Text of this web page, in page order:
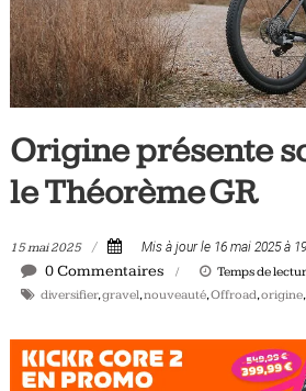
Tous
les
jours,
votre
vélo
et
triathlon
Origine présente
le Théorème GR
15 mai 2025 Mis à jour le 16 mai 2025 à
0 Commentaires Temps de
diversifier,gravel,nouveauté,Offroad,origine,